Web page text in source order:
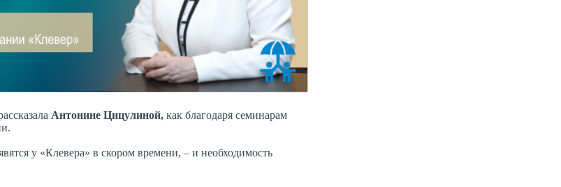
Антонине Цицулиной, как благодаря семинарам
у «Клевера» в скором времени, – и необходимость